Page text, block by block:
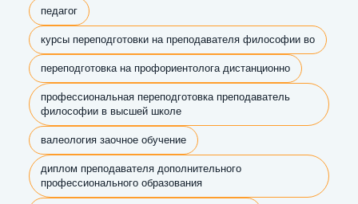
педагог
курсы переподготовки на преподавателя философии во
переподготовка на профориентолога дистанционно
профессиональная переподготовка преподаватель
философии в высшей школе
валеология заочное обучение
диплом преподавателя дополнительного
профессионального образования